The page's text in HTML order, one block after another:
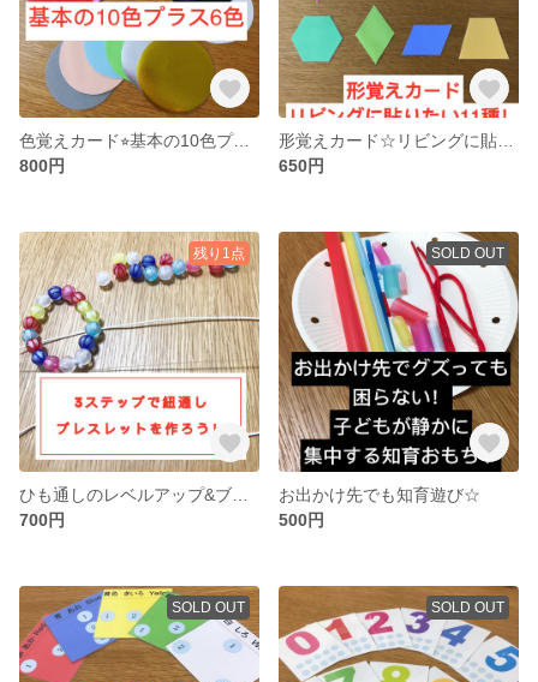
色覚えカード⭐︎基本の10色プラス6色！
800円
650円
残り1点
700円
SOLD OUT
お出かけ先でも知育遊び☆
500円
SOLD OUT SOLD OUT